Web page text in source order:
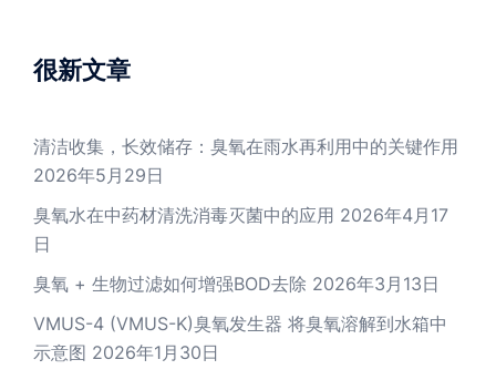
很新文章
清洁收集，长效储存：臭氧在雨水再利用中的关键作用
2026年5月29日
臭氧水在中药材清洗消毒灭菌中的应用 2026年4月17
日
臭氧 + 生物过滤如何增强BOD去除 2026年3月13日
VMUS-4 (VMUS-K)臭氧发生器 将臭氧溶解到水箱中
示意图 2026年1月30日